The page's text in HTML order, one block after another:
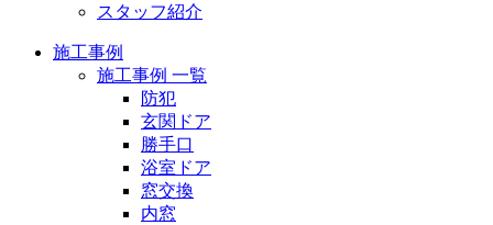
スタッフ紹介
施工事例
施工事例 一覧
防犯
玄関ドア
勝手口
浴室ドア
窓交換
内窓